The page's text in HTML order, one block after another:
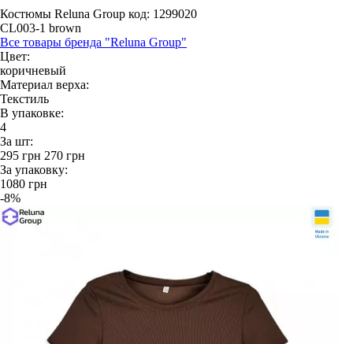
Костюмы Reluna Group код: 1299020
CL003-1 brown
Все товары бренда "Reluna Group"
Цвет:
коричневый
Материал верха:
Текстиль
В упаковке:
4
За шт:
295 грн 270 грн
За упаковку:
1080 грн
-8%